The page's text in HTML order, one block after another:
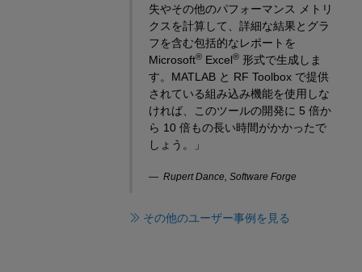
失やその他のパフォーマンス メトリ
クスを計算して、詳細な結果とグラ
フを含む包括的なレポートを
Microsoft® Excel® 形式で生成しま
す。MATLAB と RF Toolbox で提供
されている組み込み機能を使用しな
ければ、このツールの開発に 5 倍か
ら 10 倍もの長い時間がかかったで
しょう。」
Rupert Dance, Software Forge
その他のユーザー事例を見る